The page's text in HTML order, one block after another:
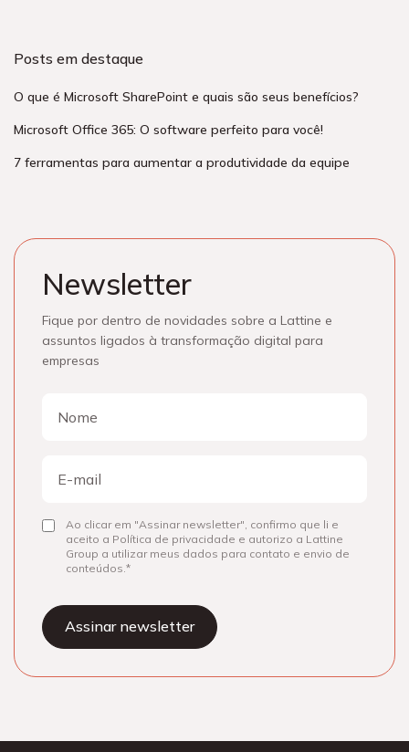
Posts em destaque
O que é Microsoft SharePoint e quais são seus benefícios?
Microsoft Office 365: O software perfeito para você!
7 ferramentas para aumentar a produtividade da equipe
Newsletter
Fique por dentro de novidades sobre a Lattine e
assuntos ligados à transformação digital para
empresas
mail
ConsentirAo clicar em "Assinar newsletter", confirmo que li e
aceito a Política de privacidade e autorizo a Lattine
Group a utilizar meus dados para contato e envio de
conteúdos.